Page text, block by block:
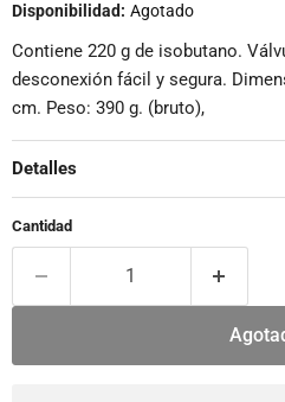
Disponibilidad: Agotado
Contiene 220 g de isobutano.
desconexión fácil y segura.
cm. Peso: 390 g. (bruto),
Detalles
Cantidad